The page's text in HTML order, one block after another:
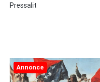
Pressalit
Annonce